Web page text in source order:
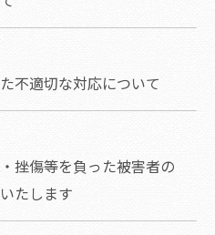
不適切な対応について
挫傷等を負った被害者の
たします